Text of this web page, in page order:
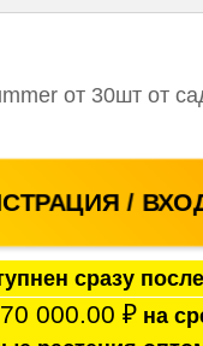
от 30шт от
/
сразу
70 000.00 ₽на